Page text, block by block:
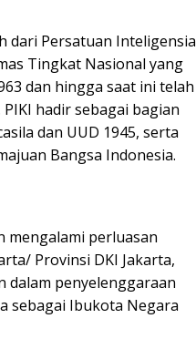
dari Persatuan Inteligensia
Tingkat Nasional yang
dan hingga saat ini telah
hadir sebagai bagian
dan UUD 1945, serta
Bangsa Indonesia.
mengalami perluasan
Provinsi DKI Jakarta,
dalam penyelenggaraan
sebagai Ibukota Negara